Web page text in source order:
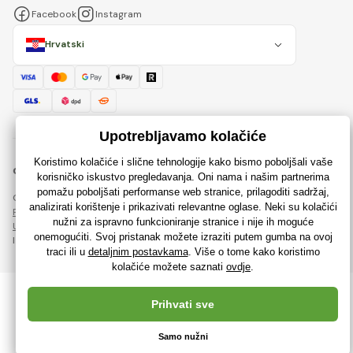
Hrvatski
Facebook Instagram
© 2018 - 2026 Rajzaigracke.hr, Sva prava pridržana
Ova stranica je zaštićena reCAPTCHA-om i primjenjuju se
Pravila o zaštiti osobnih podatakatvrtke Google i njihova
Ugovorni uvjeti .
Izrada učinkovitih internetskih trgovina odRIESENIA